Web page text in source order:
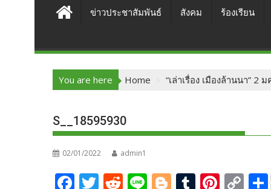
ข่าวประชาสัมพันธ์ สังคม ร้องเรียน
You are here Home “เล่าเรื่อง เมืองล้านนา” 2
S__18595930
02/01/2022 admin1
F T R Li Bl T Pi C